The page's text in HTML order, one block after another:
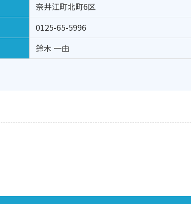
奈井江町北町6区
0125-65-5996
鈴木 一由